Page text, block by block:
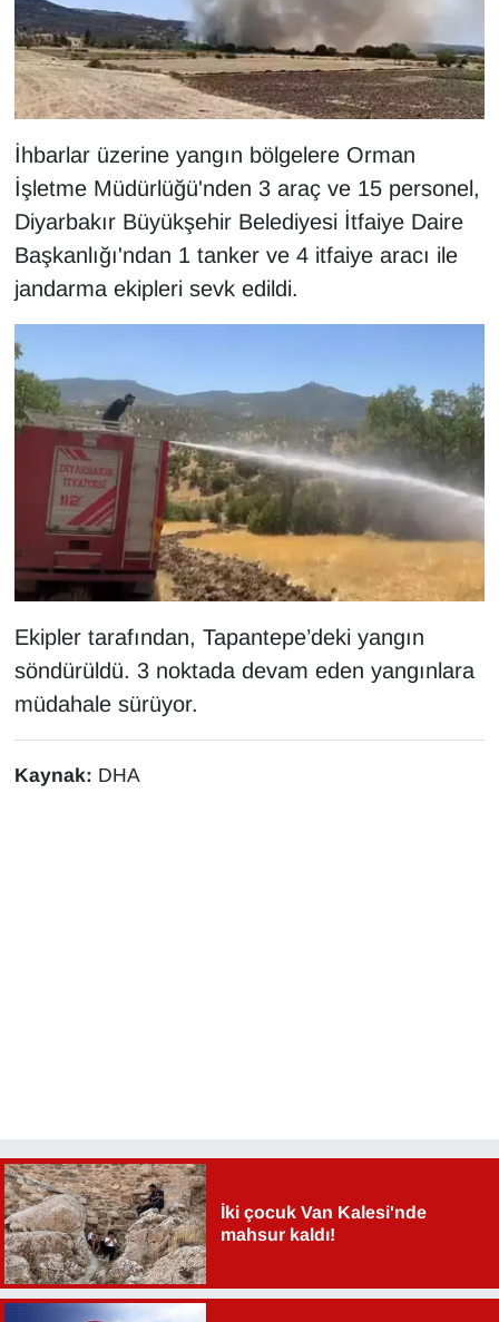
İhbarlar üzerine yangın bölgelere Orman
İşletme Müdürlüğü'nden 3 araç ve 15 personel,
Diyarbakır Büyükşehir Belediyesi İtfaiye Daire
Başkanlığı'ndan 1 tanker ve 4 itfaiye aracı ile
jandarma ekipleri sevk edildi.
Ekipler tarafından, Tapantepe’deki yangın
söndürüldü. 3 noktada devam eden yangınlara
müdahale sürüyor.
Kaynak: DHA
İki çocuk Van Kalesi'nde
mahsur kaldı!
KURDÎ
MAGAZİN
MEDYA
ONE EKONOMİ
POLİTİKA
Resmi İlanlar
RÖPORTAJ
SAĞLIK
Seri İlan
Sinema - TV
SİYASET
SPOR
TEBRİK
TEKNOLOJİ